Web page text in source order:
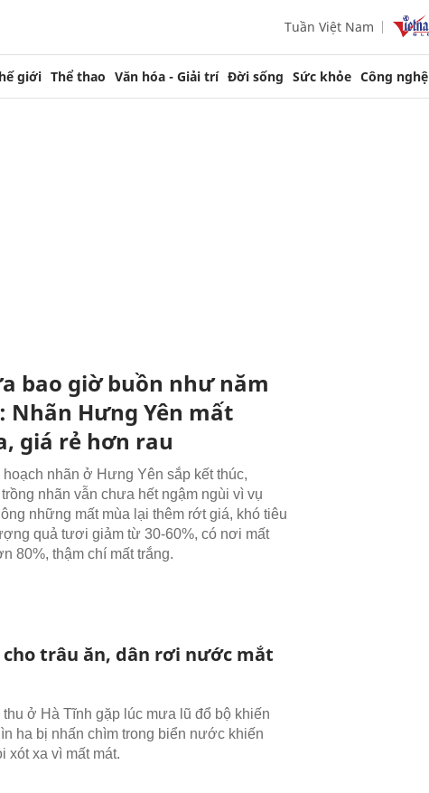
Tuần Việt Nam
giới Thể thao Văn hóa - Giải trí Đời sống Sức khỏe Công nghệ
bao giờ buồn như năm
Nhãn Hưng Yên mất
giá rẻ hơn rau
hoạch nhãn ở Hưng Yên sắp kết thúc,
nhãn vẫn chưa hết ngậm ngùi vì vụ
những mất mùa lại thêm rớt giá, khó tiêu
quả tươi giảm từ 30-60%, có nơi mất
80%, thậm chí mất trắng.
trâu ăn, dân rơi nước mắt
ở Hà Tĩnh gặp lúc mưa lũ đổ bộ khiến
ha bị nhấn chìm trong biển nước khiến
xót xa vì mất mát.